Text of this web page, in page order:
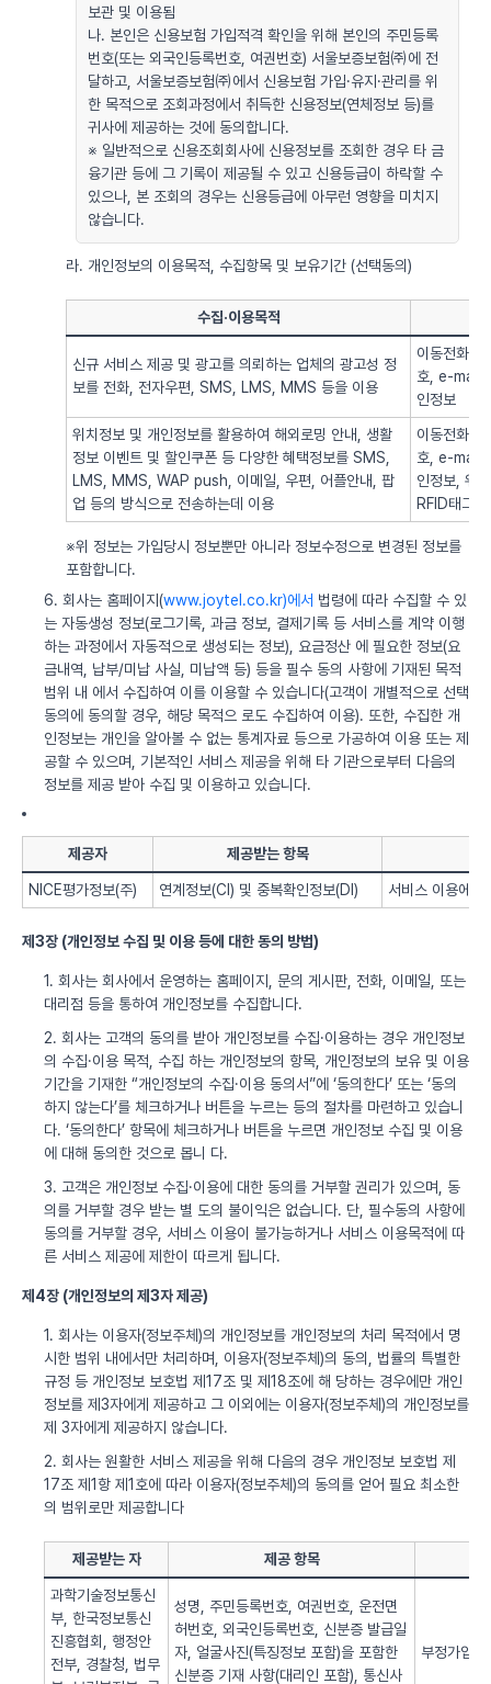
보관 및 이용됨
나. 본인은 신용보험 가입적격 확인을 위해 본인의 주민등록
번호(또는 외국인등록번호, 여권번호) 서울보증보험㈜에 전
달하고, 서울보증보험㈜에서 신용보험 가입·유지·관리를 위
한 목적으로 조회과정에서 취득한 신용정보(연체정보 등)를
귀사에 제공하는 것에 동의합니다.
※ 일반적으로 신용조회회사에 신용정보를 조회한 경우 타 금
융기관 등에 그 기록이 제공될 수 있고 신용등급이 하락할 수
있으나, 본 조회의 경우는 신용등급에 아무런 영향을 미치지
않습니다.
라. 개인정보의 이용목적, 수집항목 및 보유기간 (선택동의)
수집·이용목적
신규 서비스 제공 및 광고를 의뢰하는 업체의 광고성 정
보를 전화, 전자우편, SMS, LMS, MMS 등을 이용
이동전화번
호, e-mail,
인정보
위치정보 및 개인정보를 활용하여 해외로밍 안내, 생활
정보 이벤트 및 할인쿠폰 등 다양한 혜택정보를 SMS,
LMS, MMS, WAP push, 이메일, 우편, 어플안내, 팝
업 등의 방식으로 전송하는데 이용
이동전화번
호, e-mail,
인정보, 위
RFID태그
※위 정보는 가입당시 정보뿐만 아니라 정보수정으로 변경된 정보를
포함합니다.
6. 회사는 홈페이지(www.joytel.co.kr)에서 법령에 따라 수집할 수 있
는 자동생성 정보(로그기록, 과금 정보, 결제기록 등 서비스를 계약 이행
하는 과정에서 자동적으로 생성되는 정보), 요금정산 에 필요한 정보(요
금내역, 납부/미납 사실, 미납액 등) 등을 필수 동의 사항에 기재된 목적
범위 내 에서 수집하여 이를 이용할 수 있습니다(고객이 개별적으로 선택
동의에 동의할 경우, 해당 목적으 로도 수집하여 이용). 또한, 수집한 개
인정보는 개인을 알아볼 수 없는 통계자료 등으로 가공하여 이용 또는 제
공할 수 있으며, 기본적인 서비스 제공을 위해 타 기관으로부터 다음의
정보를 제공 받아 수집 및 이용하고 있습니다.
제공자 제공받는 항목
NICE평가정보(주) 연계정보(CI) 및 중복확인정보(DI) 서비스 이용에
제3장 (개인정보 수집 및 이용 등에 대한 동의 방법)
1. 회사는 회사에서 운영하는 홈페이지, 문의 게시판, 전화, 이메일, 또는
대리점 등을 통하여 개인정보를 수집합니다.
2. 회사는 고객의 동의를 받아 개인정보를 수집·이용하는 경우 개인정보
의 수집·이용 목적, 수집 하는 개인정보의 항목, 개인정보의 보유 및 이용
기간을 기재한 “개인정보의 수집·이용 동의서”에 ‘동의한다’ 또는 ‘동의
하지 않는다’를 체크하거나 버튼을 누르는 등의 절차를 마련하고 있습니
다. ‘동의한다’ 항목에 체크하거나 버튼을 누르면 개인정보 수집 및 이용
에 대해 동의한 것으로 봅니 다.
3. 고객은 개인정보 수집·이용에 대한 동의를 거부할 권리가 있으며, 동
의를 거부할 경우 받는 별 도의 불이익은 없습니다. 단, 필수동의 사항에
동의를 거부할 경우, 서비스 이용이 불가능하거나 서비스 이용목적에 따
른 서비스 제공에 제한이 따르게 됩니다.
제4장 (개인정보의 제3자 제공)
1. 회사는 이용자(정보주체)의 개인정보를 개인정보의 처리 목적에서 명
시한 범위 내에서만 처리하며, 이용자(정보주체)의 동의, 법률의 특별한
규정 등 개인정보 보호법 제17조 및 제18조에 해 당하는 경우에만 개인
정보를 제3자에게 제공하고 그 이외에는 이용자(정보주체)의 개인정보를
제 3자에게 제공하지 않습니다.
2. 회사는 원활한 서비스 제공을 위해 다음의 경우 개인정보 보호법 제
17조 제1항 제1호에 따라 이용자(정보주체)의 동의를 얻어 필요 최소한
의 범위로만 제공합니다
제공받는 자 제공 항목
과학기술정보통신
부, 한국정보통신
진흥협회, 행정안
전부, 경찰청, 법무
성명, 주민등록번호, 여권번호, 운전면
허번호, 외국인등록번호, 신분증 발급일
자, 얼굴사진(특징정보 포함)을 포함한
신분증 기재 사항(대리인 포함), 통신사
부정가입